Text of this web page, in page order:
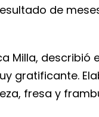
de
Milla,
gratificante.
fresa y